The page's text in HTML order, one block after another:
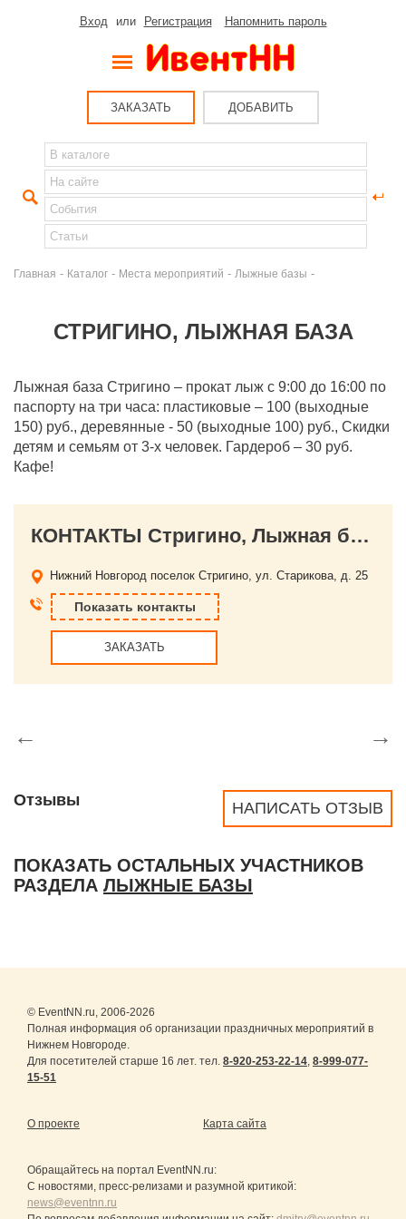
Вход или Регистрация Напомнить пароль
ЗАКАЗАТЬ ДОБАВИТЬ
Главная - Каталог - Места мероприятий - Лыжные базы -
СТРИГИНО, ЛЫЖНАЯ БАЗА
Лыжная база Стригино – прокат лыж с 9:00 до 16:00 по
паспорту на три часа: пластиковые – 100 (выходные
150) руб., деревянные - 50 (выходные 100) руб., Скидки
детям и семьям от 3-х человек. Гардероб – 30 руб.
Кафе!
КОНТАКТЫ Стригино, Лыжная база
Нижний Новгород поселок Стригино, ул. Старикова, д. 25
Показать контакты
ЗАКАЗАТЬ
← →
НАПИСАТЬ ОТЗЫВ
Отзывы
ПОКАЗАТЬ ОСТАЛЬНЫХ УЧАСТНИКОВ
РАЗДЕЛА ЛЫЖНЫЕ БАЗЫ
© EventNN.ru, 2006-2026
Полная информация об организации праздничных мероприятий в
Нижнем Новгороде.
Для посетителей старше 16 лет. тел. 8-920-253-22-14, 8-999-077-
15-51
О проекте Карта сайта
Обращайтесь на портал EventNN.ru:
С новостями, пресс-релизами и разумной критикой:
news@eventnn.ru